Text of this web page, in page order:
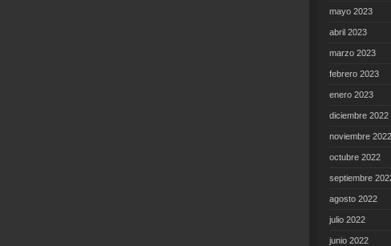
mayo 2023
abril 2023
marzo 2023
febrero 2023
enero 2023
diciembre 2022
noviembre 2022
octubre 2022
septiembre
agosto 2022
julio 2022
junio 2022